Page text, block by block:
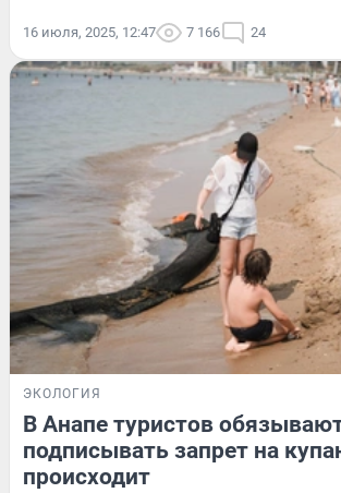
16 июля, 2025, 12:47 7 166 24
ЭКОЛОГИЯ
В Анапе туристов
подписывать запрет на
происходит